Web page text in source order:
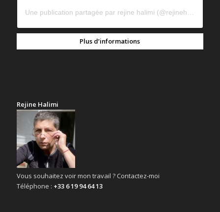
Plus d’informations
Rejine Halimi
Vous souhaitez voir mon travail ? Contactez-moi
Téléphone : +33 6 19 94 64 13